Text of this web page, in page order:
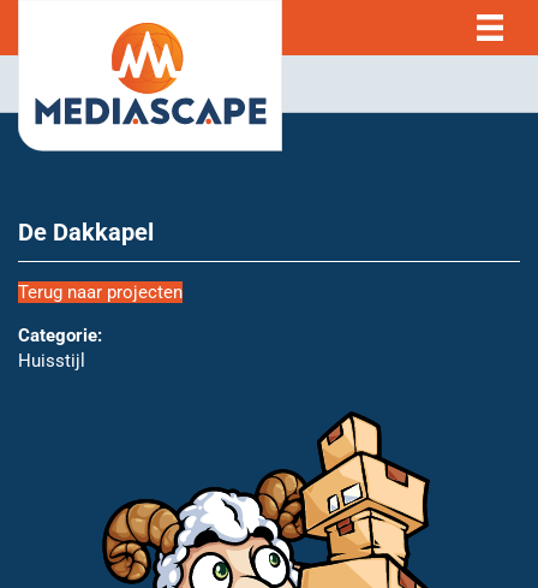
De Dakkapel
Terug naar projecten
Categorie:
Huisstijl